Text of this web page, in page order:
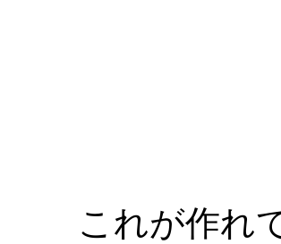
これが作れ